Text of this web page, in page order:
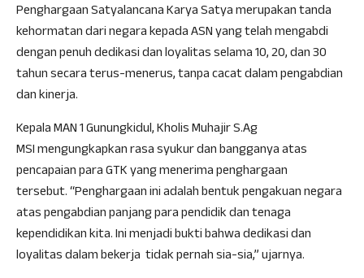
Penghargaan Satyalancana Karya Satya merupakan tanda
kehormatan dari negara kepada ASN yang telah mengabdi
dengan penuh dedikasi dan loyalitas selama 10, 20, dan 30
tahun secara terus-menerus, tanpa cacat dalam pengabdian
dan kinerja.
Kepala MAN 1 Gunungkidul, Kholis Muhajir S.Ag
MSI mengungkapkan rasa syukur dan bangganya atas
pencapaian para GTK yang menerima penghargaan
tersebut. “Penghargaan ini adalah bentuk pengakuan negara
atas pengabdian panjang para pendidik dan tenaga
kependidikan kita. Ini menjadi bukti bahwa dedikasi dan
loyalitas dalam bekerja tidak pernah sia-sia,” ujarnya.